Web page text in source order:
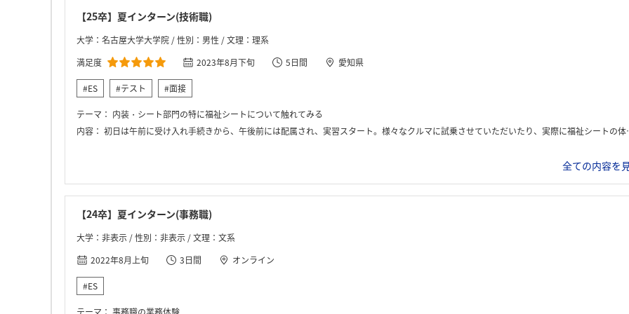
【25卒】夏インターン(技術職)
大学：名古屋大学大学院 / 性別：男性 / 文理：理系
満足度
2023年8月下旬 5日間 愛知県
#ES #テスト #面接
テーマ： 内装・シート部門の特に福祉シートについて触れてみる
内容： 初日は午前に受け入れ手続きから、午後前には配属され、実習スタート。様々なクルマに試乗させていただいたり、実際に福祉シートの体験を当させていただいたりしました。2日目3日目はシートの部品メーカーとの会議に参加させていただいたり、福祉シート搭載車の販売店に行き、お話を聞かせていただいたりしました。4日目は3D-CADを体験し、最終日の発表資料を作成しました。最終日は昼過ぎに発表があり、クロージングがありました。
全ての内容を
【24卒】夏インターン(事務職)
大学：非表示 / 性別：非表示 / 文理：文系
2022年8月上旬
3日間 オンライン
#ES